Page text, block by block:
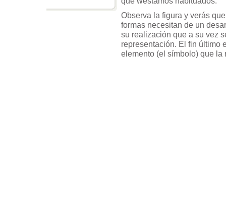
Observa la figura y verás
formas necesitan de un
su realización que a su vez
representación. El fin último
elemento (el símbolo) que la